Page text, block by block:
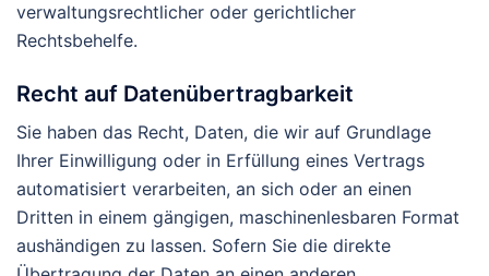
verwaltungsrechtlicher oder gerichtlicher
Rechtsbehelfe.
Recht auf Daten­übertrag­barkeit
Sie haben das Recht, Daten, die wir auf Grundlage
Ihrer Einwilligung oder in Erfüllung eines Vertrags
automatisiert verarbeiten, an sich oder an einen
Dritten in einem gängigen, maschinenlesbaren Format
aushändigen zu lassen. Sofern Sie die direkte